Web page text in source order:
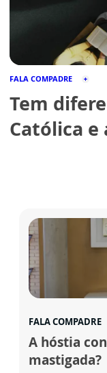
FALA COMPADRE
Tem
Católica e
FALA COMPADRE
A hóstia
mastigada?